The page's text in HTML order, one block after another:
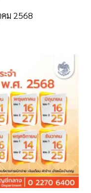
คม 2568